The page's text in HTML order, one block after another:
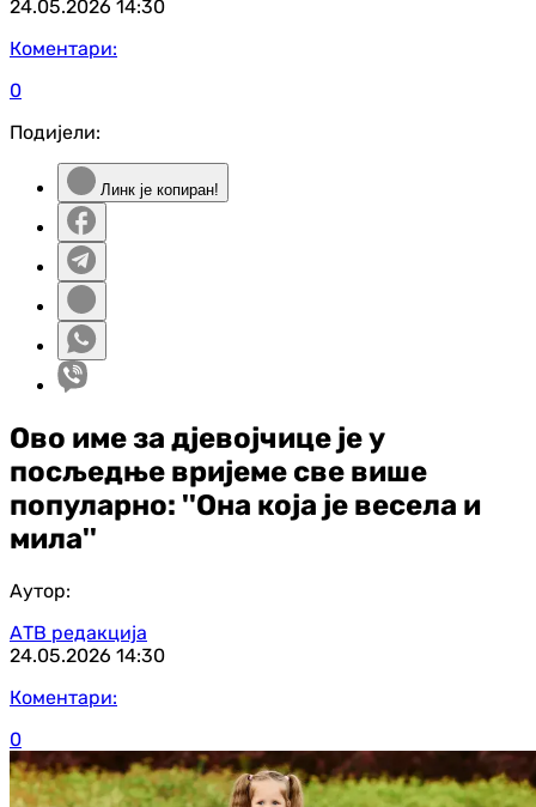
24.05.2026 14:30
Коментари:
0
Подијели:
Линк је копиран!
Ово име за дјевојчице је у
посљедње вријеме све више
популарно: ''Она која је весела и
мила''
Аутор:
АТВ редакција
24.05.2026 14:30
Коментари:
0